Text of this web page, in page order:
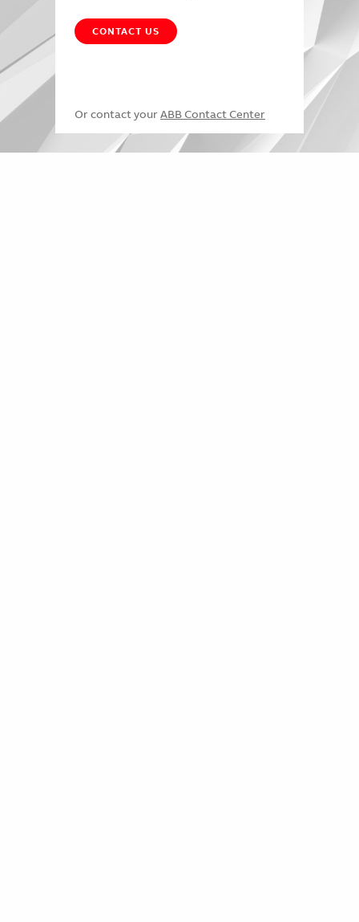
CONTACT US
Or contact your ABB Contact Center